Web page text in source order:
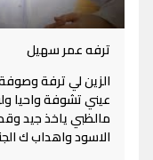
ترفه عمر سهيل
الزين لي ترفة
عيني تشوفة واحيا
مالظبي ياخذ جيد
الاسود واهداب ك